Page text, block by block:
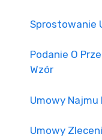
Sprostowanie
Podanie O
Wzór
Umowy
Umowy